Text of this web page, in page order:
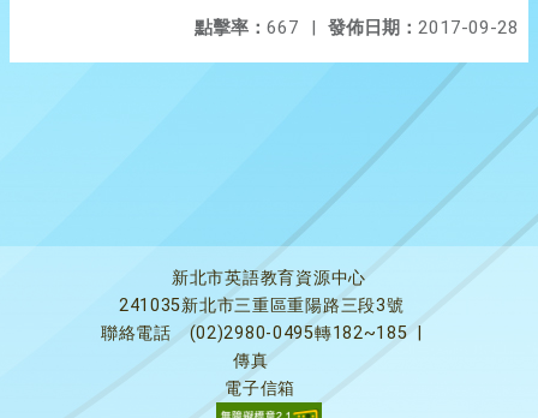
發佈日期： 2017-09-28
點擊率： 667 |
新北市英語教育資源中心
241035新北市三重區重陽路三段3號
聯絡電話
(02)2980-0495轉182~185
傳真
電子信箱